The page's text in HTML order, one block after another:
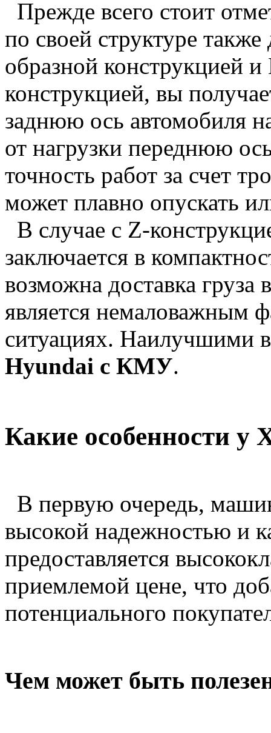
Прежде всего стоит
по своей структуре
образной конструкцией
конструкцией, вы
заднюю ось автомобиля
от нагрузки переднюю
точность работ за счет
может плавно опускать
В случае с Z-
заключается в
возможна доставка груза
является немаловажным
ситуациях. Наилучшими
Hyundai с КМУ.
Какие особенности
В первую очередь,
высокой надежностью и
предоставляется
приемлемой цене, что
потенциального
Чем может быть